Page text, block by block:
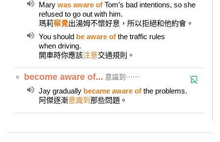
Mary was aware of Tom’s bad intentions, so she
refused to go out with him.
瑪莉察覺出湯姆不懷好意，所以拒絕和他約會。
You should be aware of the traffic rules
when driving.
開車時你應該注意交通規則。
● become aware of... 意識到⋯⋯
Jay gradually became aware of the problems.
阿傑逐漸意識到 那些問題。